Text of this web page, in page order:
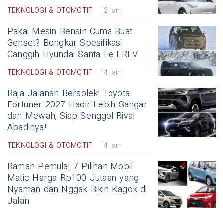
TEKNOLOGI & OTOMOTIF 12 jam
Pakai Mesin Bensin Cuma Buat
Genset? Bongkar Spesifikasi
Canggih Hyundai Santa Fe EREV
TEKNOLOGI & OTOMOTIF 14 jam
Raja Jalanan Bersolek! Toyota
Fortuner 2027 Hadir Lebih Sangar
dan Mewah, Siap Senggol Rival
Abadinya!
TEKNOLOGI & OTOMOTIF 14 jam
Ramah Pemula! 7 Pilihan Mobil
Matic Harga Rp100 Jutaan yang
Nyaman dan Nggak Bikin Kagok di
Jalan